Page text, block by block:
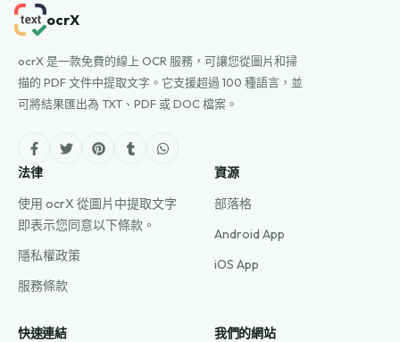
ocrX
ocrX 是一款免費的線上 OCR 服務，可讓您從圖片和掃
描的 PDF 文件中提取文字。它支援超過 100 種語言，並
可將結果匯出為 TXT、PDF 或 DOC 檔案。
法律
使用 ocrX 從圖片中提取文字
即表示您同意以下條款。
隱私權政策
服務條款
資源
部落格
Android App
iOS App
快速連結 我們的網站